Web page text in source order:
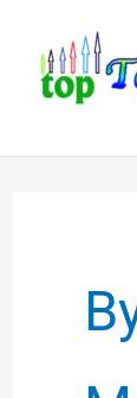
content